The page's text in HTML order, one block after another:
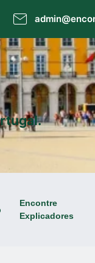
Encontre
Explicadores